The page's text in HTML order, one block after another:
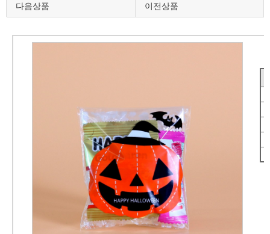
다음상품 이전상품